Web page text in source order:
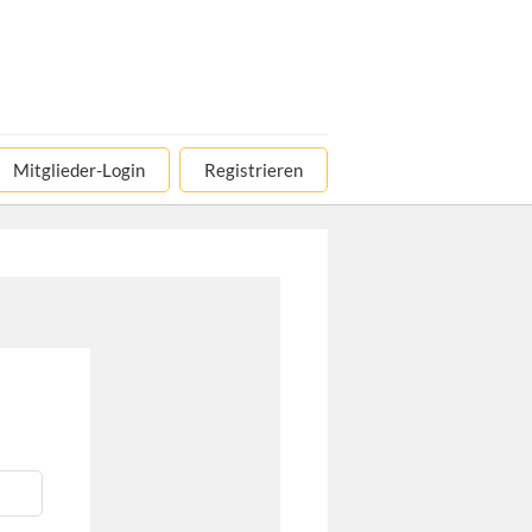
Mitglieder-Login Registrieren